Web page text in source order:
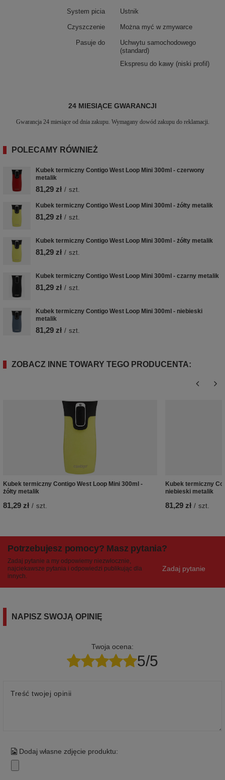
System picia Ustnik
Czyszczenie Można myć w zmywarce
Pasuje do
Uchwytu samochodowego
(standard)
Ekspresu do kawy (niski profil)
24 MIESIĄCE GWARANCJI
Gwarancja 24 miesiące od dnia zakupu. Wymagany dowód zakupu do reklamacji.
POLECAMY RÓWNIEŻ
Kubek termiczny Contigo West Loop Mini 300ml - czerwony
metalik
81,29 zł / szt.
Kubek termiczny Contigo West Loop Mini 300ml - żółty metalik
81,29 zł / szt.
Kubek termiczny Contigo West Loop Mini 300ml - żółty metalik
81,29 zł / szt.
Kubek termiczny Contigo West Loop Mini 300ml - czarny metalik
81,29 zł / szt.
Kubek termiczny Contigo West Loop Mini 300ml - niebieski
metalik
81,29 zł / szt.
ZOBACZ INNE TOWARY TEGO PRODUCENTA:
Kubek termiczny Contigo West Loop Mini 300ml -
żółty metalik
81,29 zł / szt.
Kubek termiczny
niebieski metalik
81,29 zł / szt.
Potrzebujesz pomocy? Masz pytania?
Zadaj pytanie a my odpowiemy niezwłocznie,
najciekawsze pytania i odpowiedzi publikując dla
innych.
Zadaj pytanie
NAPISZ SWOJĄ OPINIĘ
Twoja ocena:
5/5
Treść twojej opinii
Dodaj własne zdjęcie produktu: